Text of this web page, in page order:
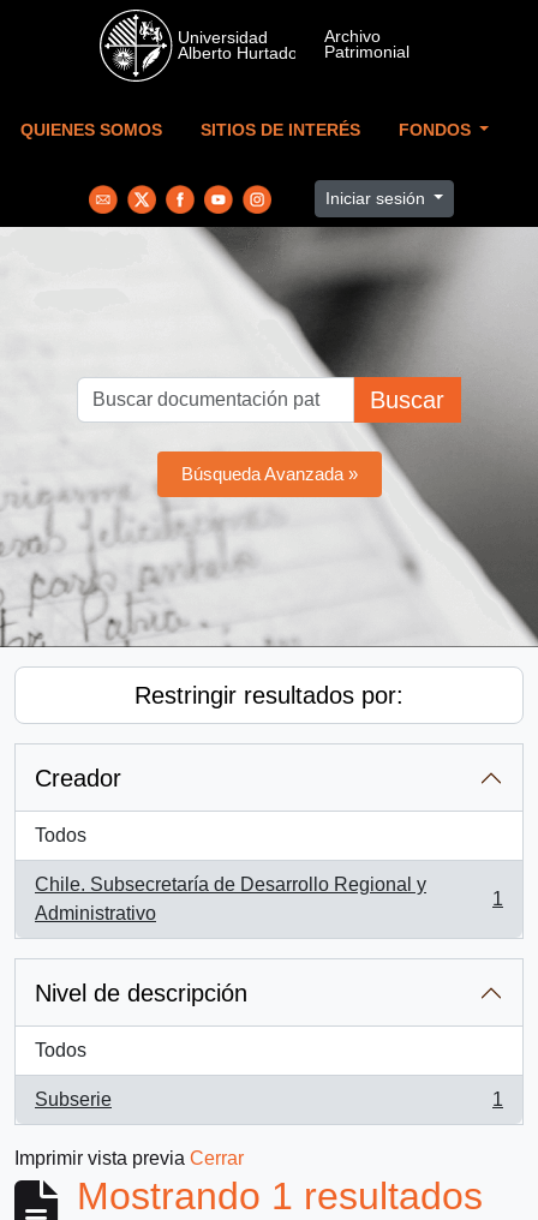
Skip to main content
QUIENES SOMOS SITIOS DE INTERÉS FONDOS
Iniciar sesión
Buscar
Búsqueda Avanzada »
Restringir resultados por:
Creador
Todos
Chile. Subsecretaría de Desarrollo Regional y
Administrativo
, 1 resultados
1
Nivel de descripción
Todos
Subserie
, 1 resultados
1
Imprimir vista previa Cerrar
Mostrando 1 resultados